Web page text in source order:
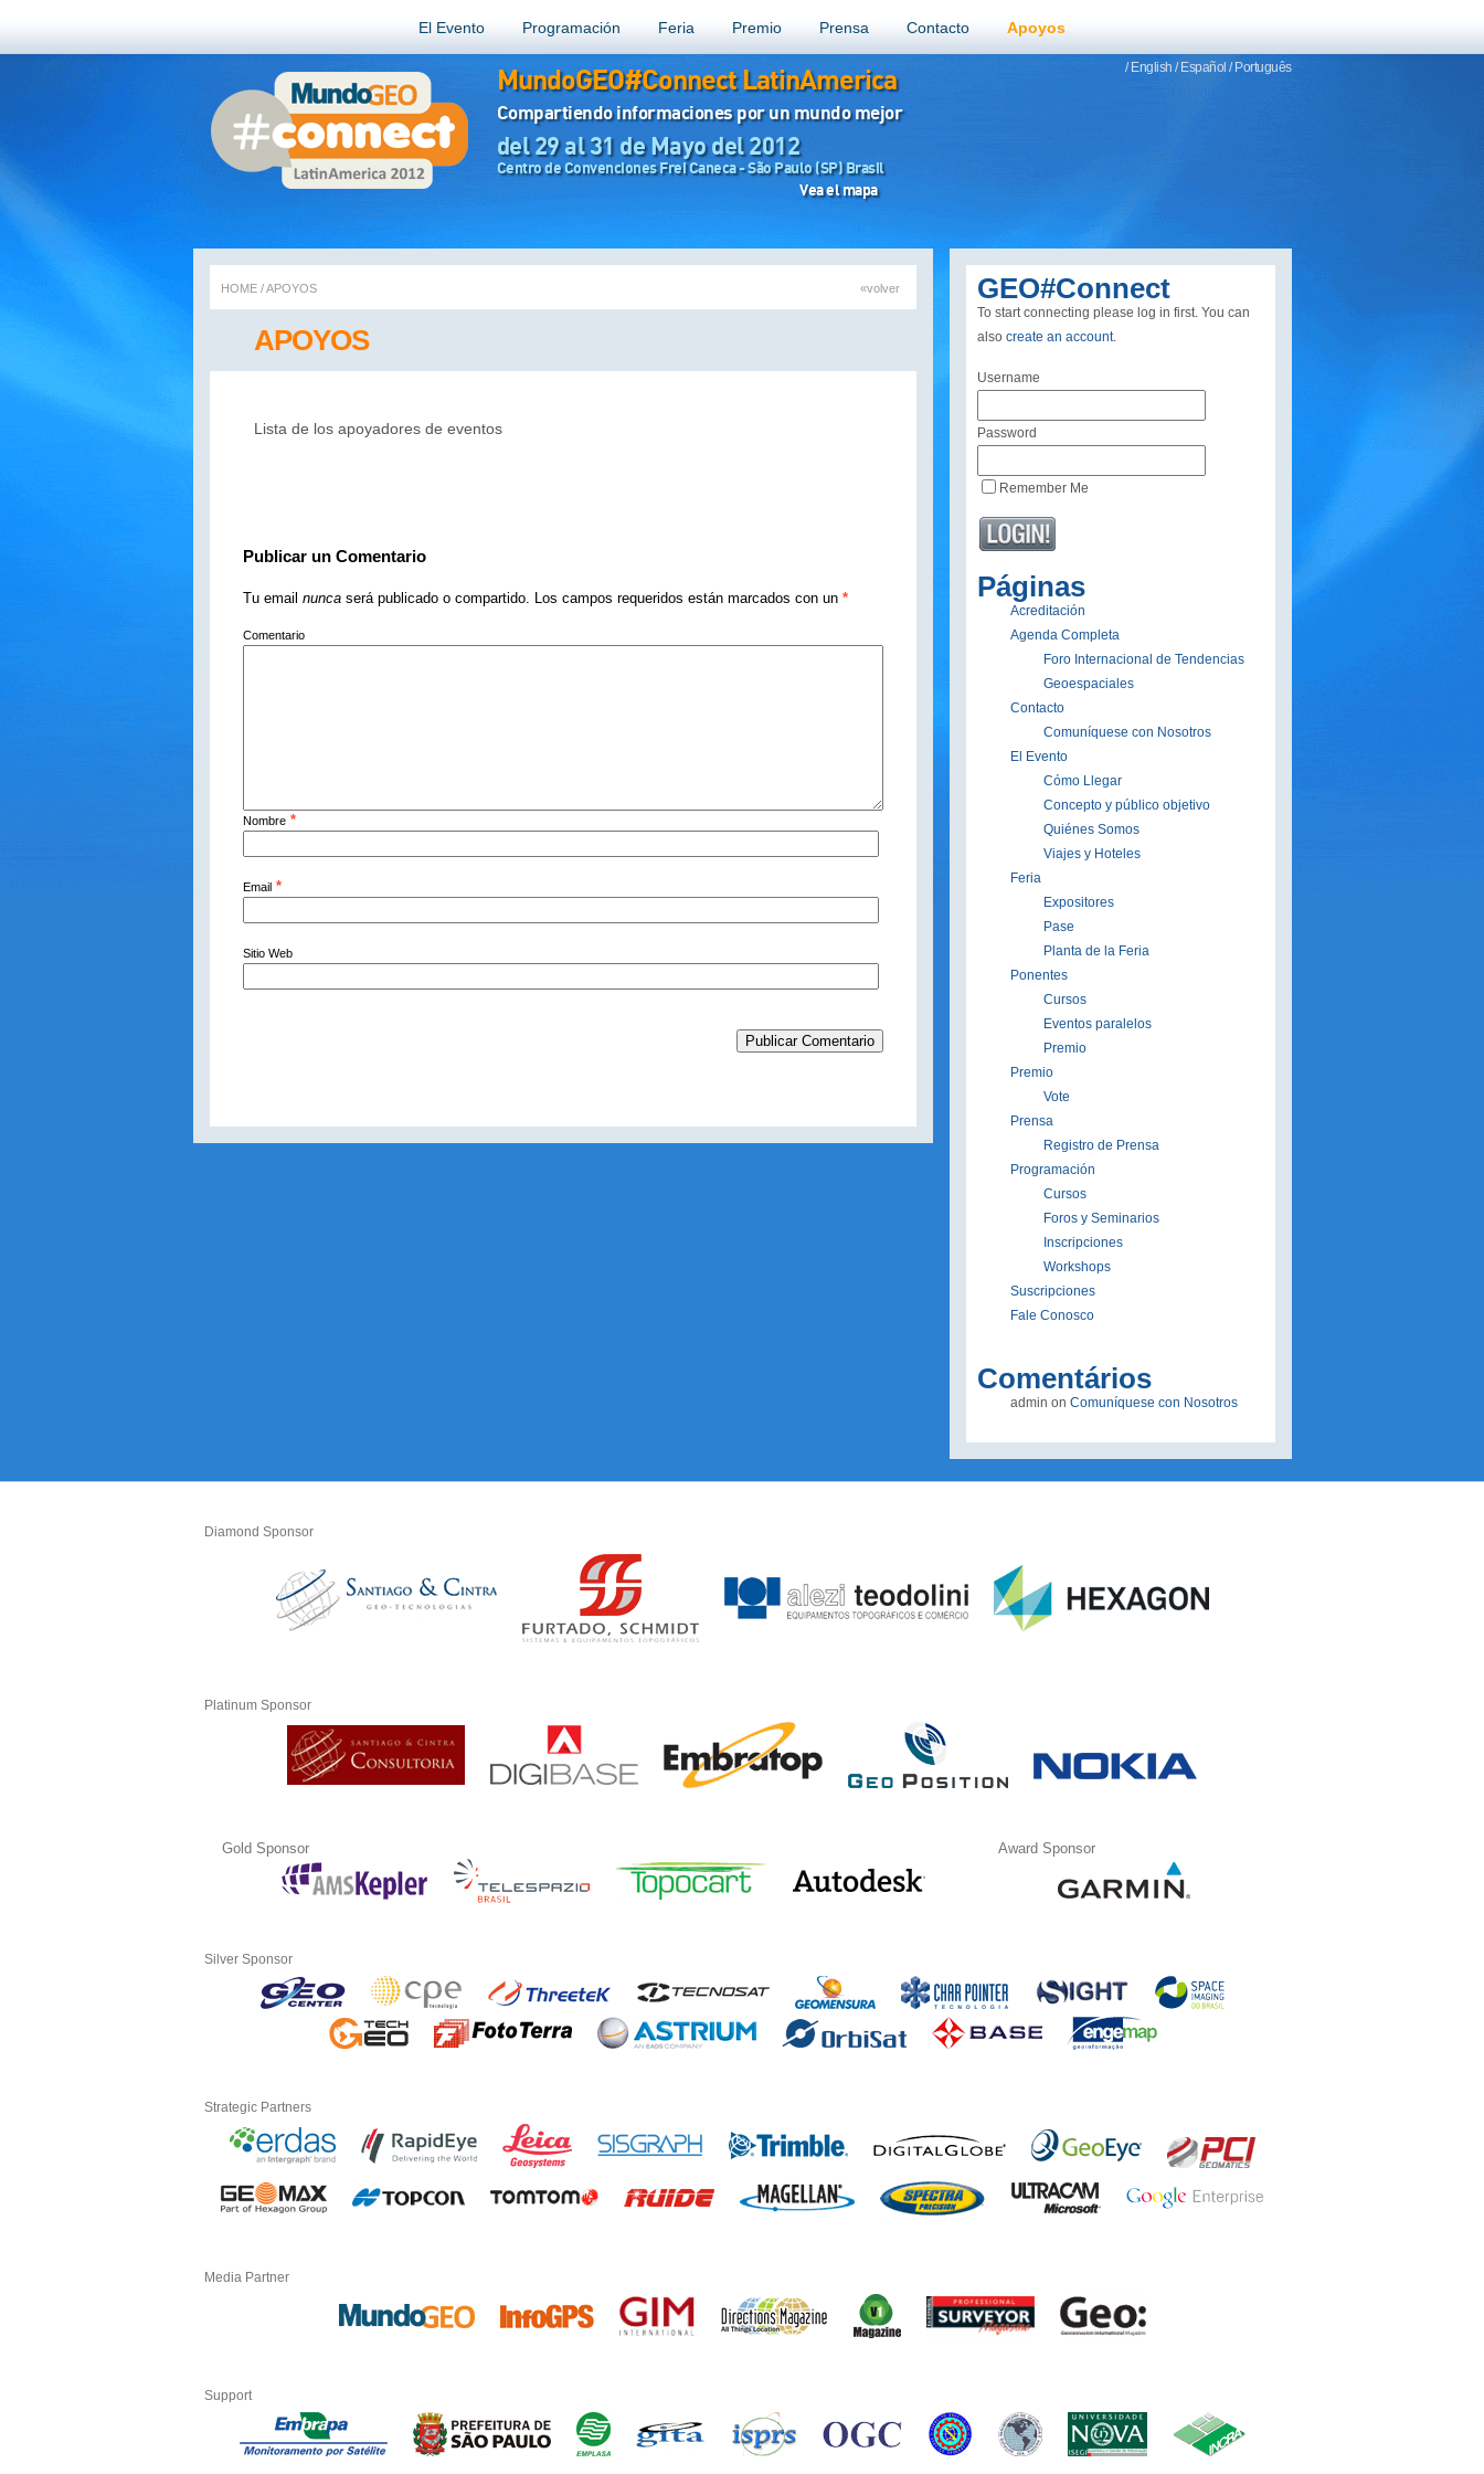
El Evento Programación Feria Premio Prensa Contacto Apoyos
MundoGEO#Connect LatinAmerica
Compartiendo informaciones por un mundo mejor
del 29 al 31 de Mayo del 2012
Centro de Convenciones Frei Caneca - São Paulo (SP) Brasil
Vea el mapa
/ English / Español / Português
APOYOS
HOME/APOYOS «volver
Lista de los apoyadores de eventos
Publicar un Comentario
Tu email nuncaserá publicado o compartido. Los campos requeridos están marcados con un *
Comentario
Nombre *
Email *
Sitio Web
GEO#Connect
To start connecting please log in first. You can
also create an account.
Username
Password
Remember Me
Páginas
Acreditación
Agenda Completa
Foro Internacional de Tendencias
Geoespaciales
Contacto
Comuníquese con Nosotros
El Evento
Cómo Llegar
Concepto y público objetivo
Quiénes Somos
Viajes y Hoteles
Feria
Expositores
Pase
Planta de la Feria
Ponentes
Cursos
Eventos paralelos
Premio
Premio
Vote
Prensa
Registro de Prensa
Programación
Cursos
Foros y Seminarios
Inscripciones
Workshops
Suscripciones
Fale Conosco
Comentários
admin on Comuníquese con Nosotros
Diamond Sponsor
Platinum Sponsor
Gold Sponsor Award Sponsor
Silver Sponsor
Strategic Partners
Media Partner
Support